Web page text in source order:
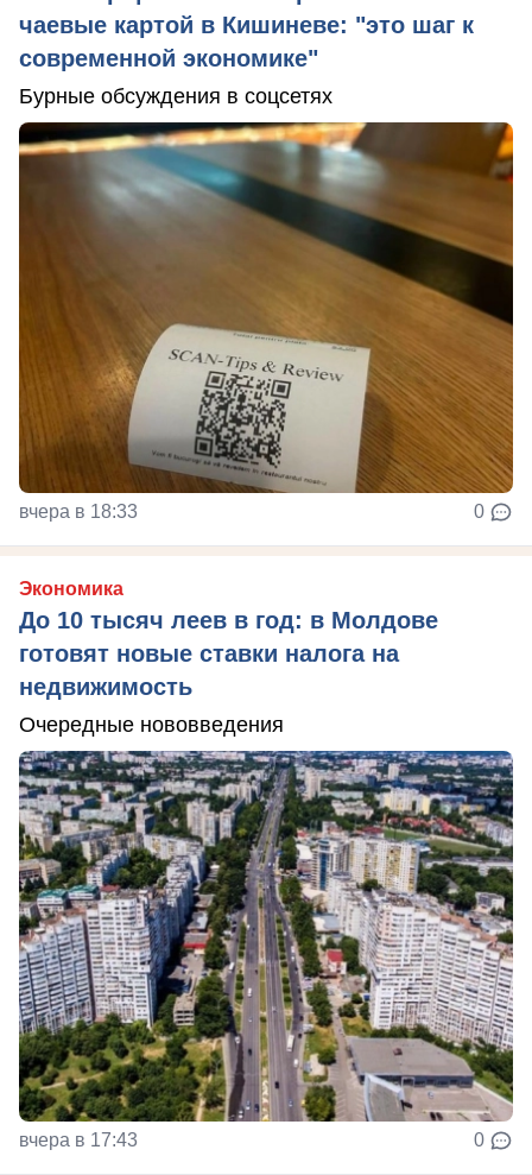
чаевые картой в Кишиневе: "это шаг к
современной экономике"
Бурные обсуждения в соцсетях
вчера в 18:33 0
Экономика
До 10 тысяч леев в год: в Молдове
готовят новые ставки налога на
недвижимость
Очередные нововведения
вчера в 17:43 0